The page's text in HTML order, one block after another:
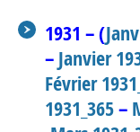
1931 – (
– Janvier
Février
1931_365–